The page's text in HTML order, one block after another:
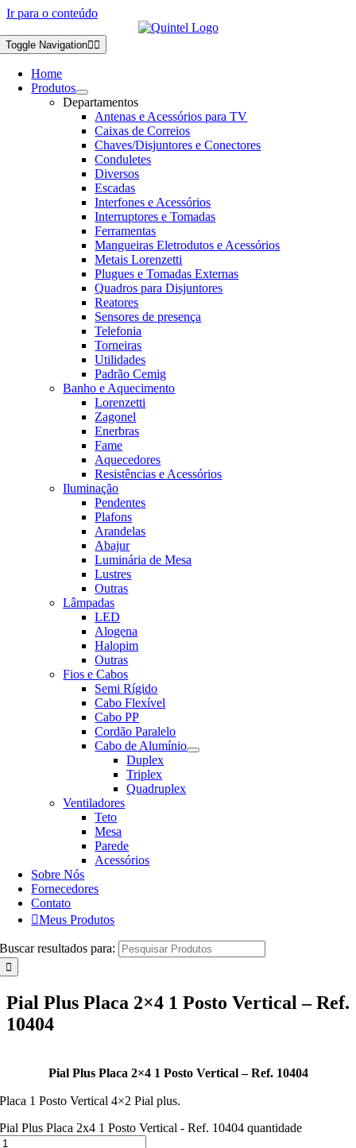
Ir para o conteúdo
Toggle Navigation
Home
Produtos
Departamentos
Antenas e Acessórios para TV
Caixas de Correios
Chaves/Disjuntores e Conectores
Conduletes
Diversos
Escadas
Interfones e Acessórios
Interruptores e Tomadas
Ferramentas
Mangueiras Eletrodutos e Acessórios
Metais Lorenzetti
Plugues e Tomadas Externas
Quadros para Disjuntores
Reatores
Sensores de presença
Telefonia
Torneiras
Utilidades
Padrão Cemig
Banho e Aquecimento
Lorenzetti
Zagonel
Enerbras
Fame
Aquecedores
Resistências e Acessórios
Iluminação
Pendentes
Plafons
Arandelas
Abajur
Luminária de Mesa
Lustres
Outras
Lâmpadas
LED
Alogena
Halopim
Outras
Fios e Cabos
Semi Rígido
Cabo Flexível
Cabo PP
Cordão Paralelo
Cabo de Alumínio
Duplex
Triplex
Quadruplex
Ventiladores
Teto
Mesa
Parede
Acessórios
Sobre Nós
Fornecedores
Contato
Meus Produtos
Buscar resultados para:
Pial Plus Placa 2×4 1 Posto Vertical – Ref.
10404
Pial Plus Placa 2×4 1 Posto Vertical – Ref. 10404
Placa 1 Posto Vertical 4×2 Pial plus.
Pial Plus Placa 2x4 1 Posto Vertical - Ref. 10404 quantidade